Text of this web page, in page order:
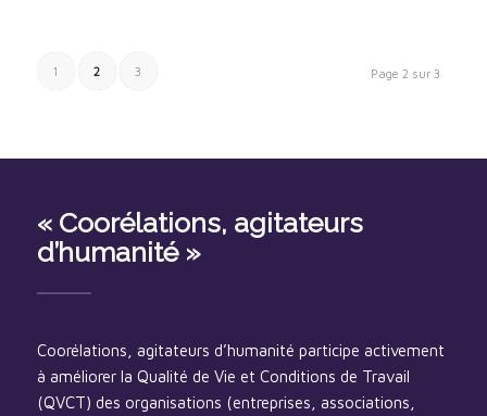
Page 2 sur 3
1 2 3
« Coorélations, agitateurs
d’humanité »
Coorélations, agitateurs d’humanité participe activement
à améliorer la Qualité de Vie et Conditions de Travail
(QVCT) des organisations (entreprises, associations,